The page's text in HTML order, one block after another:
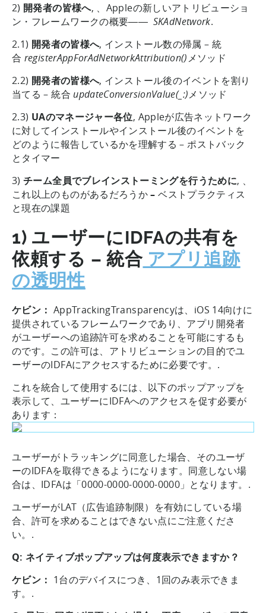
2) 開発者の皆様へ, 、Appleの新しいアトリビューショ
ン・フレームワークの概要―― SKAdNetwork.
2.1) 開発者の皆様へ, インストール数の帰属 – 統
合 registerAppForAdNetworkAttribution()メソッド
2.2) 開発者の皆様へ, インストール後のイベントを割り
当てる – 統合 updateConversionValue(_:)メソッド
2.3) UAのマネージャー各位, Appleが広告ネットワーク
に対してインストールやインストール後のイベントを
どのように報告しているかを理解する – ポストバック
とタイマー
3) チーム全員でブレインストーミングを行うために, 、
これ以上のものがあるだろうか–ベストプラクティス
と現在の課題
1) ユーザーにIDFAの共有を
依頼する – 統合アプリ追跡
の透明性
ケビン： AppTrackingTransparencyは、iOS 14向けに
提供されているフレームワークであり、アプリ開発者
がユーザーへの追跡許可を求めることを可能にするも
のです。この許可は、アトリビューションの目的でユ
ーザーのIDFAにアクセスするために必要です。.
これを統合して使用するには、以下のポップアップを
表示して、ユーザーにIDFAへのアクセスを促す必要が
あります：
ユーザーがトラッキングに同意した場合、そのユーザ
ーのIDFAを取得できるようになります。同意しない場
合は、IDFAは「0000-0000-0000-0000」となります。.
ユーザーがLAT（広告追跡制限）を有効にしている場
合、許可を求めることはできない点にご注意くださ
い。.
Q: ネイティブポップアップは何度表示できますか？
ケビン： 1台のデバイスにつき、1回のみ表示できま
す。.